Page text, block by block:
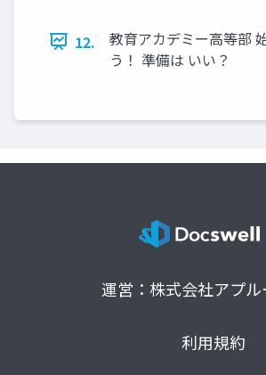
12.
教育アカデミー高等部
う！ 準備は いい？
運営：株式会社アプル
利用規約